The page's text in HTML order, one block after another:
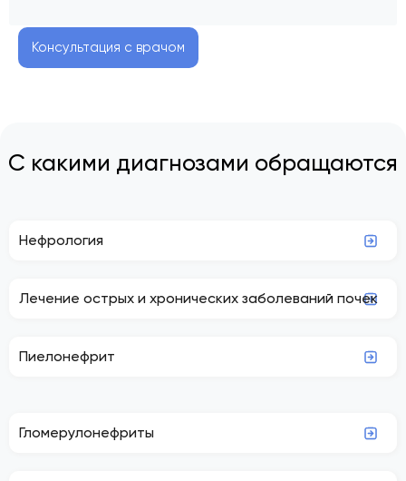
Консультация с врачом
С какими диагнозами обращаются
Нефрология
Лечение острых и хронических заболеваний почек
Пиелонефрит
Гломерулонефриты